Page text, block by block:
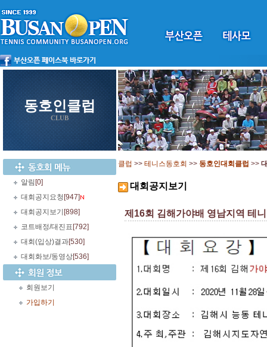
동호인클럽
CLUB
알림 [0]
대회공지요청 [947]
대회공지보기 [898]
코트배정/대진표 [792]
대회(입상)결과[530]
대회화보/동영상[536]
회원보기
가입하기
클럽 >> 테니스동호회 >> 동호인대회클럽 >>
대회공지보기
제16회 김해가야배 영남지역 테